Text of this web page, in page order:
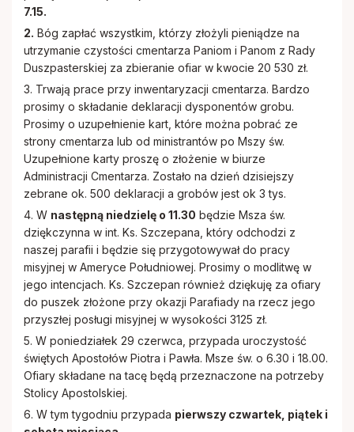
7.15.
2. Bóg zapłać wszystkim, którzy złożyli pieniądze na
utrzymanie czystości cmentarza Paniom i Panom z Rady
Duszpasterskiej za zbieranie ofiar w kwocie 20 530 zł.
3. Trwają prace przy inwentaryzacji cmentarza. Bardzo
prosimy o składanie deklaracji dysponentów grobu.
Prosimy o uzupełnienie kart, które można pobrać ze
strony cmentarza lub od ministrantów po Mszy św.
Uzupełnione karty proszę o złożenie w biurze
Administracji Cmentarza. Zostało na dzień dzisiejszy
zebrane ok. 500 deklaracji a grobów jest ok 3 tys.
4. W następną niedzielę o 11.30 będzie Msza św.
dziękczynna w int. Ks. Szczepana, który odchodzi z
naszej parafii i będzie się przygotowywał do pracy
misyjnej w Ameryce Południowej. Prosimy o modlitwę w
jego intencjach. Ks. Szczepan również dziękuję za ofiary
do puszek złożone przy okazji Parafiady na rzecz jego
przyszłej posługi misyjnej w wysokości 3125 zł.
5. W poniedziałek 29 czerwca, przypada uroczystość
świętych Apostołów Piotra i Pawła. Msze św. o 6.30 i 18.00.
Ofiary składane na tacę będą przeznaczone na potrzeby
Stolicy Apostolskiej.
6. W tym tygodniu przypada pierwszy czwartek, piątek i